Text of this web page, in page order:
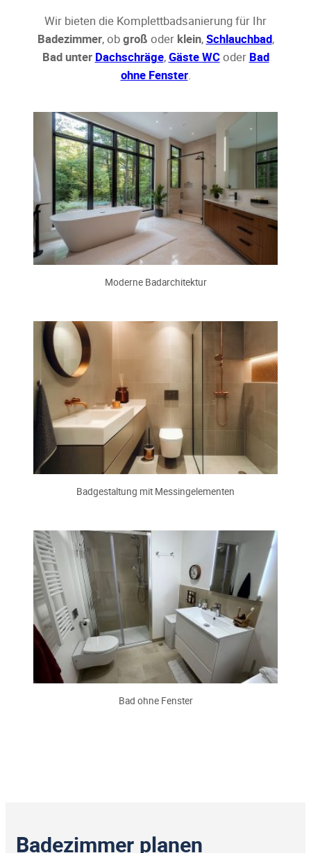
Wir bieten die Komplettbadsanierung für Ihr
Badezimmer, obgroß oder klein,Schlauchbad,
Bad unter Dachschräge,Gäste WCoder Bad
ohne Fenster.
Moderne Badarchitektur
Badgestaltung mit Messingelementen
Bad ohne Fenster
Badezimmer planen